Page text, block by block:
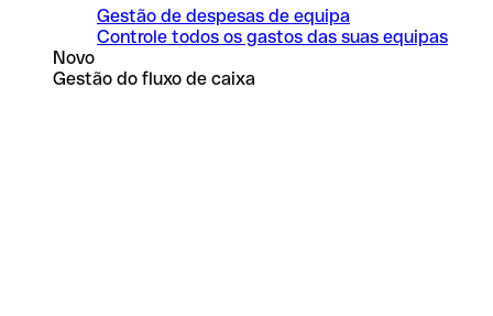
Gestão de despesas de equipa
Controle todos os gastos das suas equipas
Novo
Gestão do fluxo de caixa